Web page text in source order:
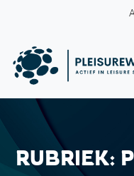
RUBRIEK: